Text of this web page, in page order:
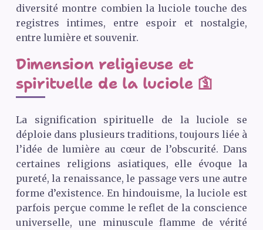
diversité montre combien la luciole touche des
registres intimes, entre espoir et nostalgie,
entre lumière et souvenir.
Dimension religieuse et
spirituelle de la luciole 🛐
La signification spirituelle de la luciole se
déploie dans plusieurs traditions, toujours liée à
l’idée de lumière au cœur de l’obscurité. Dans
certaines religions asiatiques, elle évoque la
pureté, la renaissance, le passage vers une autre
forme d’existence. En hindouisme, la luciole est
parfois perçue comme le reflet de la conscience
universelle, une minuscule flamme de vérité